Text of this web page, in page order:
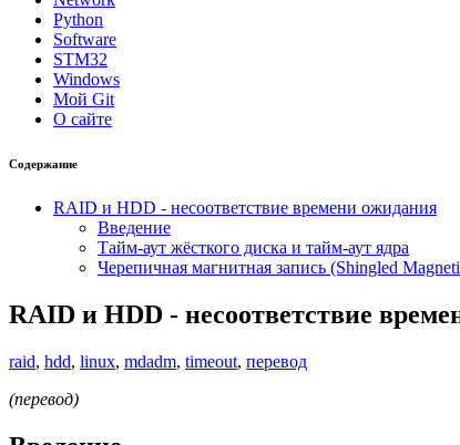
Python
Software
STM32
Windows
Мой Git
О сайте
Содержание
RAID и HDD - несоответствие времени ожидания
Введение
Тайм-аут жёсткого диска и тайм-аут ядра
Черепичная магнитная запись (Shingled
RAID и HDD - несоответствие
raid, hdd, linux, mdadm, timeout, перевод
(перевод)